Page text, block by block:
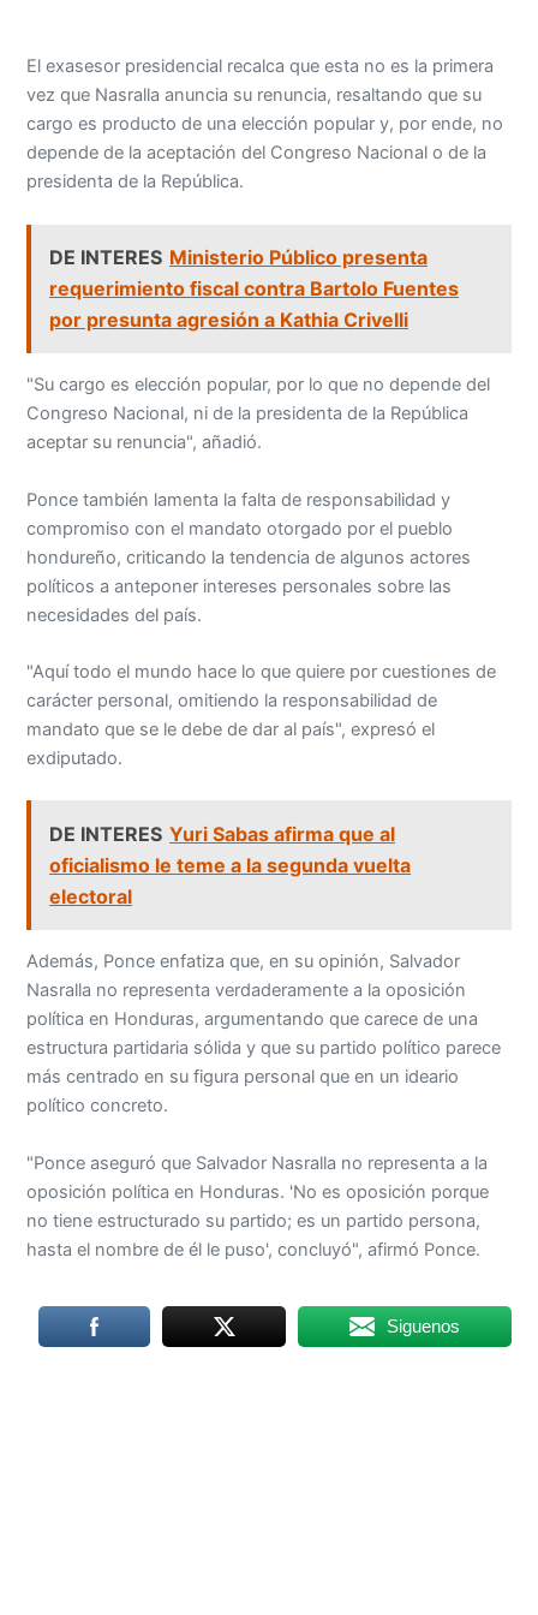
El exasesor presidencial recalca que esta no es la primera
vez que Nasralla anuncia su renuncia, resaltando que su
cargo es producto de una elección popular y, por ende, no
depende de la aceptación del Congreso Nacional o de la
presidenta de la República.
DE INTERES Ministerio Público presenta
requerimiento fiscal contra Bartolo Fuentes
por presunta agresión a Kathia Crivelli
"Su cargo es elección popular, por lo que no depende del
Congreso Nacional, ni de la presidenta de la República
aceptar su renuncia", añadió.
Ponce también lamenta la falta de responsabilidad y
compromiso con el mandato otorgado por el pueblo
hondureño, criticando la tendencia de algunos actores
políticos a anteponer intereses personales sobre las
necesidades del país.
"Aquí todo el mundo hace lo que quiere por cuestiones de
carácter personal, omitiendo la responsabilidad de
mandato que se le debe de dar al país", expresó el
exdiputado.
DE INTERES Yuri Sabas afirma que al
oficialismo le teme a la segunda vuelta
electoral
Además, Ponce enfatiza que, en su opinión, Salvador
Nasralla no representa verdaderamente a la oposición
política en Honduras, argumentando que carece de una
estructura partidaria sólida y que su partido político parece
más centrado en su figura personal que en un ideario
político concreto.
"Ponce aseguró que Salvador Nasralla no representa a la
oposición política en Honduras. 'No es oposición porque
no tiene estructurado su partido; es un partido persona,
hasta el nombre de él le puso', concluyó", afirmó Ponce.
Siguenos